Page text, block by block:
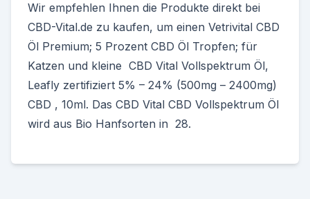
Wir empfehlen Ihnen die Produkte direkt bei
CBD-Vital.de zu kaufen, um einen Vetrivital CBD
Öl Premium; 5 Prozent CBD Öl Tropfen; für
Katzen und kleine CBD Vital Vollspektrum Öl,
Leafly zertifiziert 5% – 24% (500mg – 2400mg)
CBD , 10ml. Das CBD Vital CBD Vollspektrum Öl
wird aus Bio Hanfsorten in 28.